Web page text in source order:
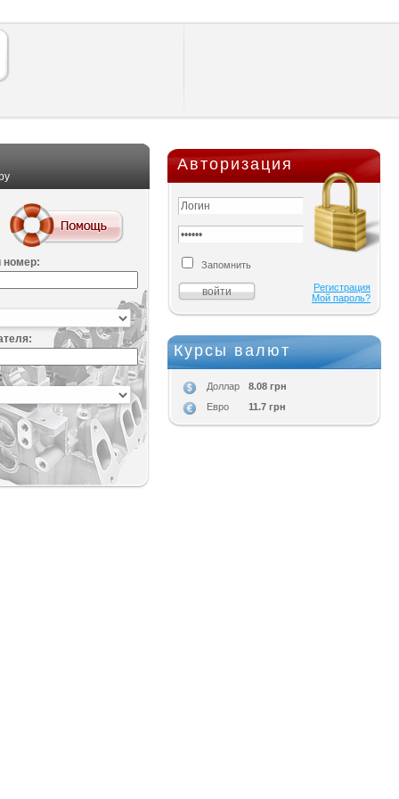
номер:
Авторизация
Запомнить
Регистрация
Мой пароль?
Курсы валют
Доллар
8.08 грн
Евро
11.7 грн